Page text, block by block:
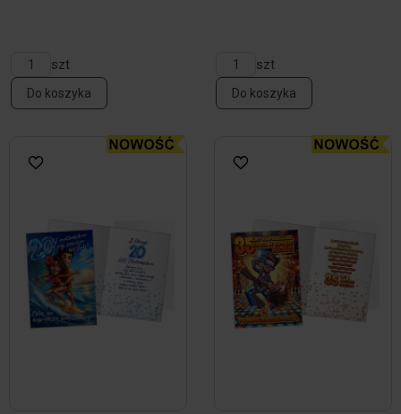
szt
Do koszyka
szt
Do koszyka